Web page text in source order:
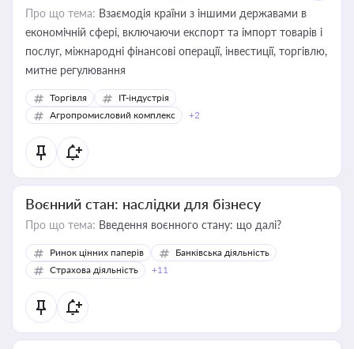
Про що тема: Взаємодія країни з іншими державами в
економічній сфері, включаючи експорт та імпорт товарів і
послуг, міжнародні фінансові операції, інвестиції, торгівлю,
митне регулювання
Торгівля
IT-індустрія
Агропромисловий комплекс
+2
Воєнний стан: наслідки для бізнесу
Про що тема: Введення воєнного стану: що далі?
Ринок цінних паперів
Банківська діяльність
Страхова діяльність
+11